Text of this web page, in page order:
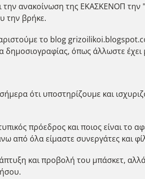
την ανακοίνωση της ΕΚΑΣΚΕΝΟΠ την
την βρήκε.
το blog
δημοσιογραφίας, όπως άλλωστε
σήμερα ότι υποστηρίζουμε και
πρόεδρος και ποιος είναι το
από όλα είμαστε συνεργάτες και
και προβολή του μπάσκετ,